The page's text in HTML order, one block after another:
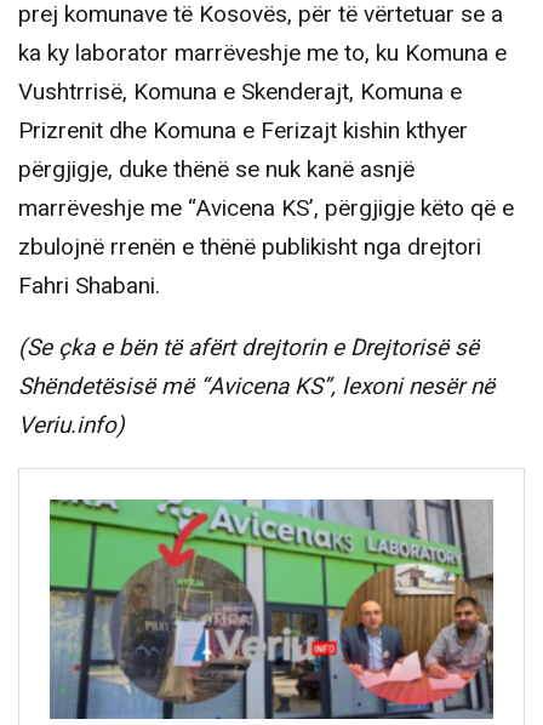
prej komunave të Kosovës, për të vërtetuar se a
ka ky laborator marrëveshje me to, ku Komuna e
Vushtrrisë, Komuna e Skenderajt, Komuna e
Prizrenit dhe Komuna e Ferizajt kishin kthyer
përgjigje, duke thënë se nuk kanë asnjë
marrëveshje me “Avicena KS’, përgjigje këto që e
zbulojnë rrenën e thënë publikisht nga drejtori
Fahri Shabani.
(Se çka e bën të afërt drejtorin e Drejtorisë së
Shëndetësisë më “Avicena KS”, lexoni nesër në
Veriu.info)